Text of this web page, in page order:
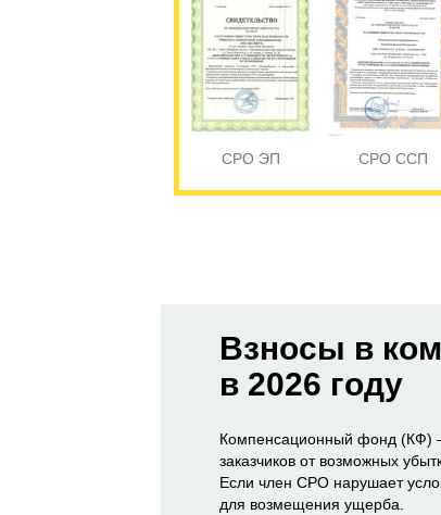
СРО ЭП СРО ССП
Взносы в
в 2026 году
Компенсационный фонд (КФ)
заказчиков от возможных
Если член СРО нарушает
для возмещения ущерба.